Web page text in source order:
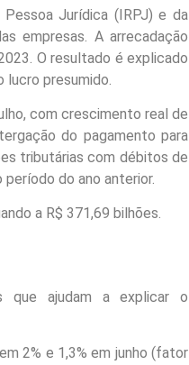
Jurídica (IRPJ) e da
empresas. A arrecadação
O resultado é explicado
presumido.
com crescimento real de
do pagamento para
tributárias com débitos de
do ano anterior.
a R$ 371,69 bilhões.
que ajudam a explicar o
2% e 1,3% em junho (fator